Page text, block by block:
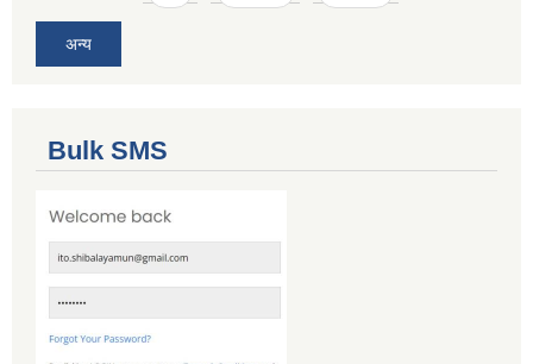
अन्य
Bulk SMS